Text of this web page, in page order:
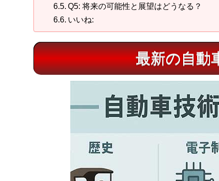
Q5: 将来の可能性と展望はどうなる？
いいね:
最新の自動